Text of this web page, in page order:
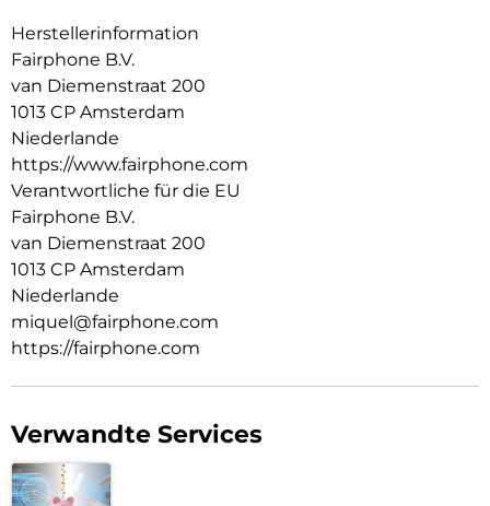
Herstellerinformation
Fairphone B.V.
van Diemenstraat 200
1013 CP Amsterdam
Niederlande
https://www.fairphone.com
Verantwortliche für die EU
Fairphone B.V.
van Diemenstraat 200
1013 CP Amsterdam
Niederlande
miquel@fairphone.com
https://fairphone.com
Verwandte Services